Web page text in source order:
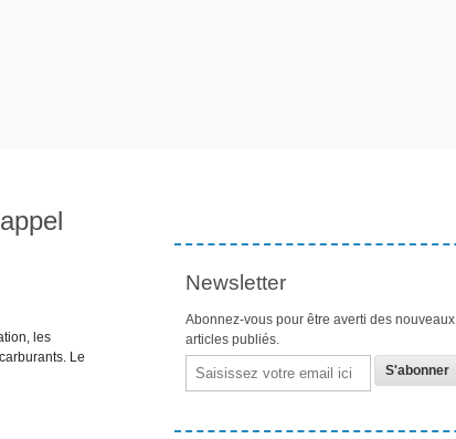
les
Le
Newsletter
Abonnez-vous pour être averti des nouveaux
articles publiés.
Email